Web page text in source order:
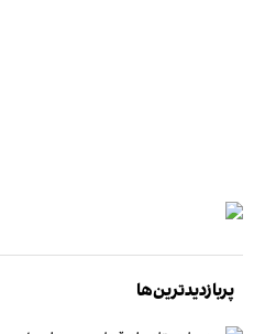
پربازدیدترین‌ها